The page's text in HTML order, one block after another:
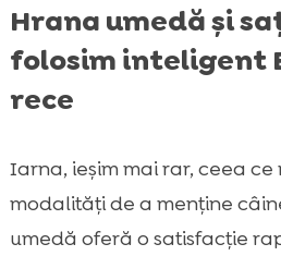
Hrana umedă și
folosim inteligent
rece
Iarna, ieșim mai rar, ceea
modalități de a menține
umedă oferă o satisfacție